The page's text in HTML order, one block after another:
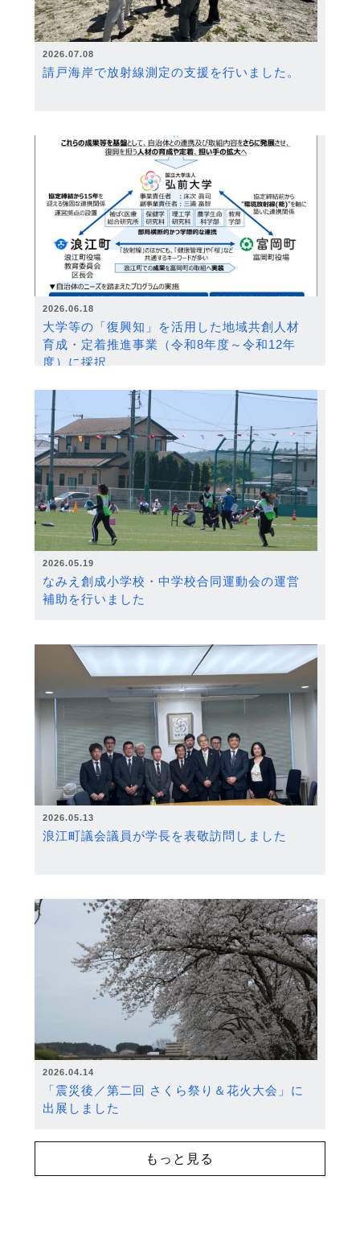
2026.07.08
請戸海岸で放射線測定の支援を行いました。
2026.06.18
大学等の「復興知」を活用した地域共創人材
育成・定着推進事業（令和8年度～令和12年
度）に採択
2026.05.19
なみえ創成小学校・中学校合同運動会の運営
補助を行いました
2026.05.13
浪江町議会議員が学長を表敬訪問しました
2026.04.14
「震災後／第二回 さくら祭り＆花火大会」に
出展しました
もっと見る